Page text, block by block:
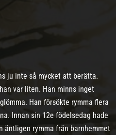
ju inte så mycket att berätta.
var liten. Han minns inget
Han försökte rymma flera
Innan sin 12e födelsedag hade
äntligen rymma från barnhemmet